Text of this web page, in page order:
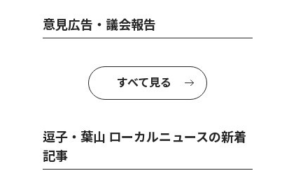
意見広告・議会報告
すべて見る
逗子・葉山 ローカルニュースの新着
記事